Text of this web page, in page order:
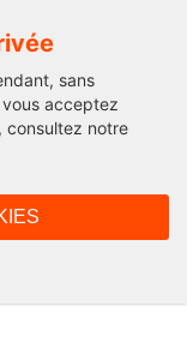
sans
acceptez
consultez notre